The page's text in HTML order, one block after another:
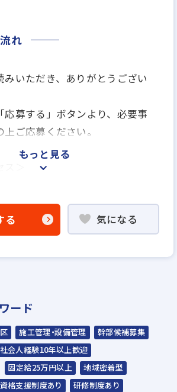
れ
みいただき、ありがとうござい
応募する」ボタンより、必要事
ご応募ください。
電話面談）
す＊
式会社からのご連絡をお待ち
7日程度いただく場合があり
了承ください。
もっと見る
る 気になる
ード
施工管理・設備管理
幹部候補募集
社会人経験10年以上歓迎
固定給25万円以上
地域密着型
資格支援制度あり
研修制度あり